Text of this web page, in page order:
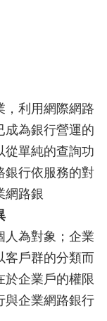
，利用網際網路
成為銀行營運的
從單純的查詢功
銀行依服務的對
網路銀
人為對象；企業
客戶群的分類而
於企業戶的權限
與企業網路銀行